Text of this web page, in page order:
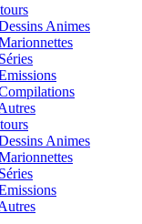
Animes
Animes